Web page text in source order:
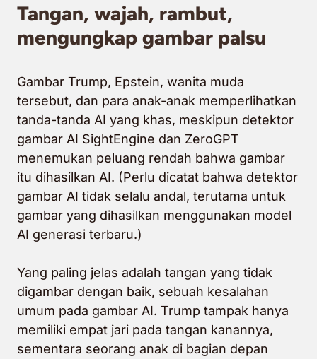
Tangan, wajah, rambut,
mengungkap gambar palsu
Gambar Trump, Epstein, wanita muda
tersebut, dan para anak-anak memperlihatkan
tanda-tanda AI yang khas, meskipun detektor
gambar AI SightEngine dan ZeroGPT
menemukan peluang rendah bahwa gambar
itu dihasilkan AI. (Perlu dicatat bahwa detektor
gambar AI tidak selalu andal, terutama untuk
gambar yang dihasilkan menggunakan model
AI generasi terbaru.)
Yang paling jelas adalah tangan yang tidak
digambar dengan baik, sebuah kesalahan
umum pada gambar AI. Trump tampak hanya
memiliki empat jari pada tangan kanannya,
sementara seorang anak di bagian depan